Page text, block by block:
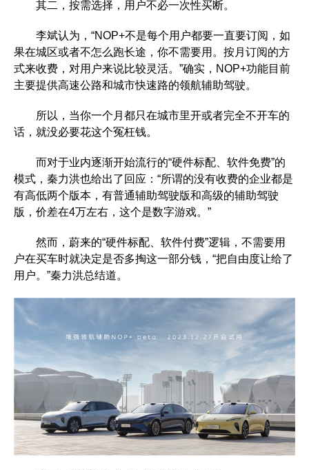
其二，按需选择，用户不必一次性买断。
李斌认为，“NOP+不是每个用户都要一直要订阅，如
果在城区或者不怎么跑长途，你不需要用。按月订阅的方
式来收费，对用户来说比较灵活。”确实，NOP+功能目前
主要提供高速公路和城市快速路的领航辅助驾驶。
所以，当你一个月都只在城市里开或者完全不开车的
话，就没必要花这个冤枉钱。
而对于业内逐渐开始流行的“硬件标配、软件免费”的
模式，秦力洪也给出了回应：“所谓的没有收费的企业都是
有高低两个版本，有普通辅助驾驶版和高级的辅助驾驶
版，价差在4万左右，这个是数字游戏。”
然而，蔚来的“硬件标配、软件付费”逻辑，不需要用
户在买车时就决定是否多掏这一部分钱，“把自由度让给了
用户。”秦力洪总结道。